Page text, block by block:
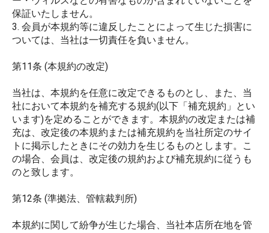
保証いたしません。
3. 会員が本規約等に違反したことによって生じた損害に
ついては、当社は一切責任を負いません。
第11条 (本規約の改定)
当社は、本規約を任意に改定できるものとし、また、当
社において本規約を補充する規約(以下「補充規約」とい
います)を定めることができます。本規約の改定または補
充は、改定後の本規約または補充規約を当社所定のサイ
トに掲示したときにその効力を生じるものとします。こ
の場合、会員は、改定後の規約および補充規約に従うも
のと致します。
第12条 (準拠法、管轄裁判所)
本規約に関して紛争が生じた場合、当社本店所在地を管